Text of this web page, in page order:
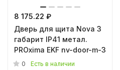
8 175.22 ₽
Дверь для щита Nova 3
габарит IP41 метал.
PROxima EKF nv-door-m-3
0 Есть в наличии